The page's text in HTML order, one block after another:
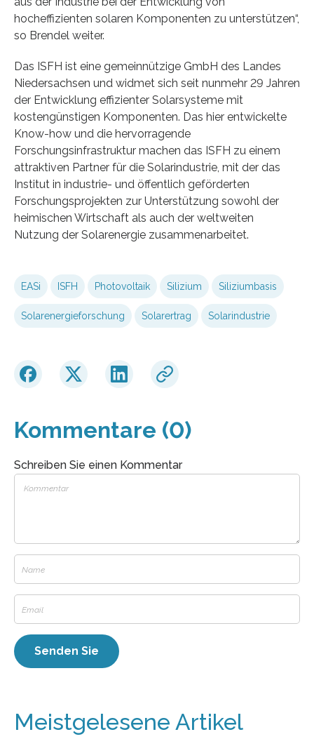
hocheffizienten solaren Komponenten zu unterstützen“,
so Brendel weiter.
Das ISFH ist eine gemeinnützige GmbH des Landes
Niedersachsen und widmet sich seit nunmehr 29 Jahren
der Entwicklung effizienter Solarsysteme mit
kostengünstigen Komponenten. Das hier entwickelte
Know-how und die hervorragende
Forschungsinfrastruktur machen das ISFH zu einem
attraktiven Partner für die Solarindustrie, mit der das
Institut in industrie- und öffentlich geförderten
Forschungsprojekten zur Unterstützung sowohl der
heimischen Wirtschaft als auch der weltweiten
Nutzung der Solarenergie zusammenarbeitet.
EASi ISFH Photovoltaik Silizium Siliziumbasis
Solarenergieforschung Solarertrag Solarindustrie
Kommentare (0)
Schreiben Sie einen Kommentar
Meistgelesene Artikel